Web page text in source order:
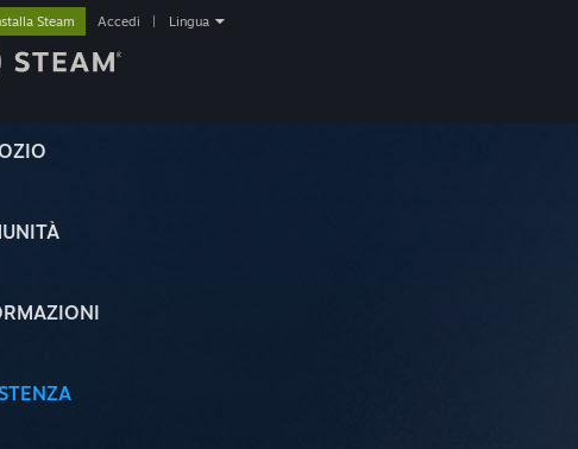
Steam Accedi Lingua